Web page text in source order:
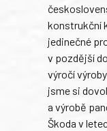
konstrukční
jedinečné
v pozdější
výročí
jsme si
a výrobě
Škoda v